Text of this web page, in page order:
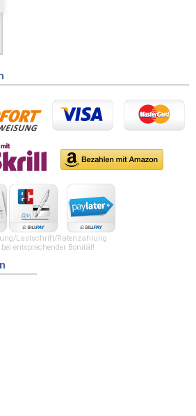
Lastschrift/Ratenzahlung
entsprechender Bonität!